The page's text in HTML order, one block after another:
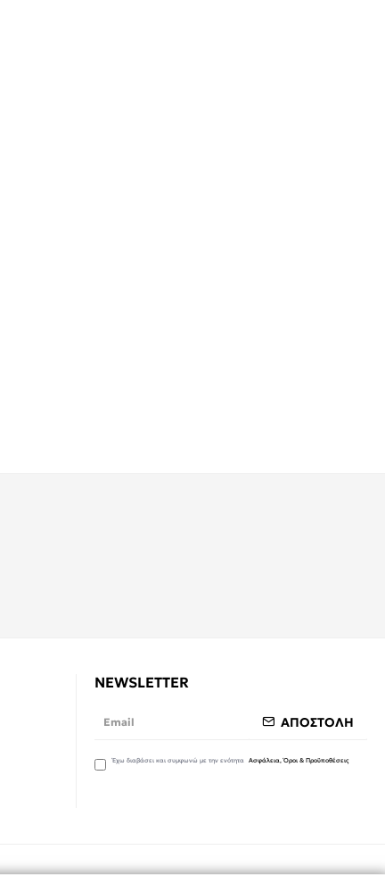
NEWSLETTER
ΑΠΟΣΤΟΛΗ
Έχω διαβάσει και συμφωνώ με την ενότητα Ασφάλεια, Όροι & Προϋποθέσεις